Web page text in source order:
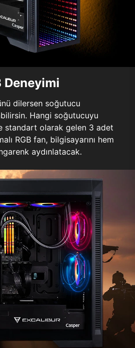
Deneyimi
dilersen soğutucu
Hangi soğutucuyu
standart olarak gelen 3 adet
RGB fan, bilgisayarını hem
aydınlatacak.